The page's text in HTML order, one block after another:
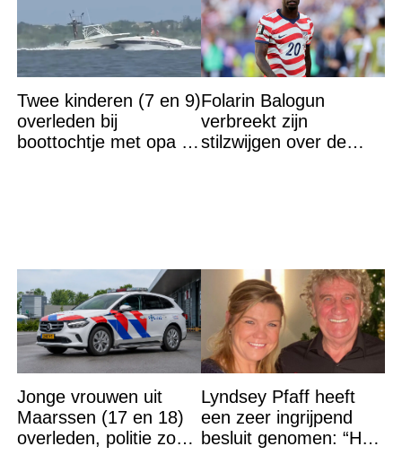
Twee kinderen (7 en 9)
overleden bij
boottochtje met opa en
Folarin Balogun
verbreekt zijn
stilzwijgen over de
Jonge vrouwen uit
Maarssen (17 en 18)
overleden, politie zoekt
Lyndsey Pfaff heeft
een zeer ingrijpend
besluit genomen: “Het